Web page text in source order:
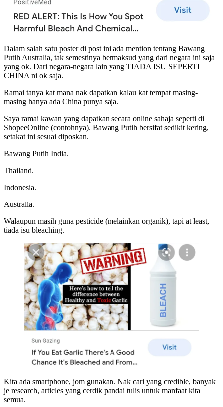
Dalam salah satu poster di post ini ada mention tentang Bawang
Putih Australia, tak semestinya bermaksud yang dari negara ini saja
yang ok. Dari negara-negara lain yang TIADA ISU SEPERTI
CHINA ni ok saja.
Ramai tanya kat mana nak dapatkan kalau kat tempat masing-
masing hanya ada China punya saja.
Saya ramai kawan yang dapatkan secara online sahaja seperti di
ShopeeOnline (contohnya). Bawang Putih bersifat sedikit kering,
setakat ini sesuai diposkan.
Bawang Putih India.
Thailand.
Indonesia.
Australia.
Walaupun masih guna pesticide (melainkan organik), tapi at least,
tiada isu bleaching.
Kita ada smartphone, jom gunakan. Nak cari yang credible, banyak
je research, articles yang cerdik pandai tulis untuk manfaat kita
semua.